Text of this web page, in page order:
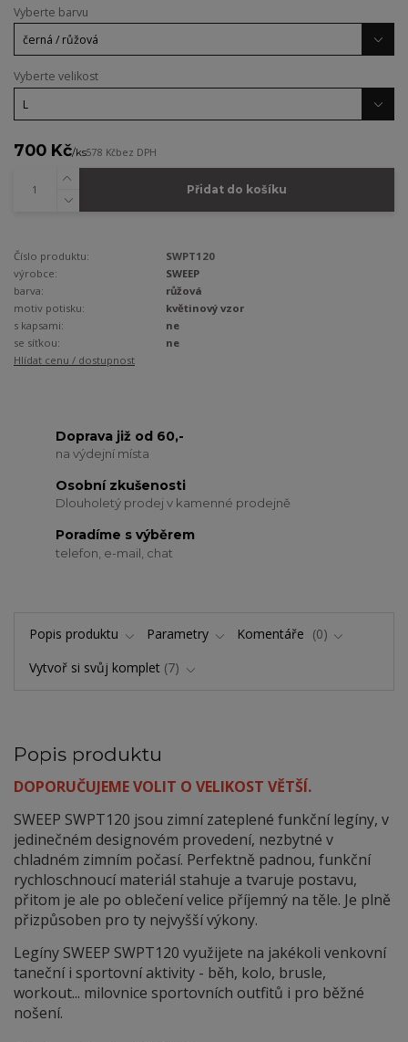
Vyberte barvu
Vyberte velikost
700 Kč/ks578 Kčbez DPH
Přidat do košíku
Číslo produktu:
SWPT120
výrobce:
SWEEP
barva:
růžová
motiv potisku:
květinový vzor
s kapsami:
ne
se síťkou:
ne
Hlídat cenu / dostupnost
Doprava již od 60,-
na výdejní místa
Osobní zkušenosti
Dlouholetý prodej v kamenné prodejně
Poradíme s výběrem
telefon, e-mail, chat
Popis produktu Parametry Komentáře
0
Vytvoř si svůj komplet 7
Popis produktu
DOPORUČUJEME VOLIT O VELIKOST VĚTŠÍ.
SWEEP SWPT120 jsou zimní zateplené funkční legíny, v
jedinečném designovém provedení, nezbytné v
chladném zimním počasí. Perfektně padnou, funkční
rychloschnoucí materiál stahuje a tvaruje postavu,
přitom je ale po oblečení velice příjemný na těle. Je plně
přizpůsoben pro ty nejvyšší výkony.
Legíny SWEEP SWPT120 využijete na jakékoli venkovní
taneční i sportovní aktivity - běh, kolo, brusle,
workout... milovnice sportovních outfitů i pro běžné
nošení.